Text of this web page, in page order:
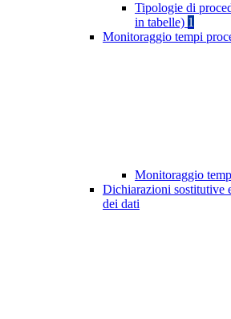
Tipologie di
in tabelle) 1
Monitoraggio tempi
Monitoraggio
Dichiarazioni sostitutive
dei dati